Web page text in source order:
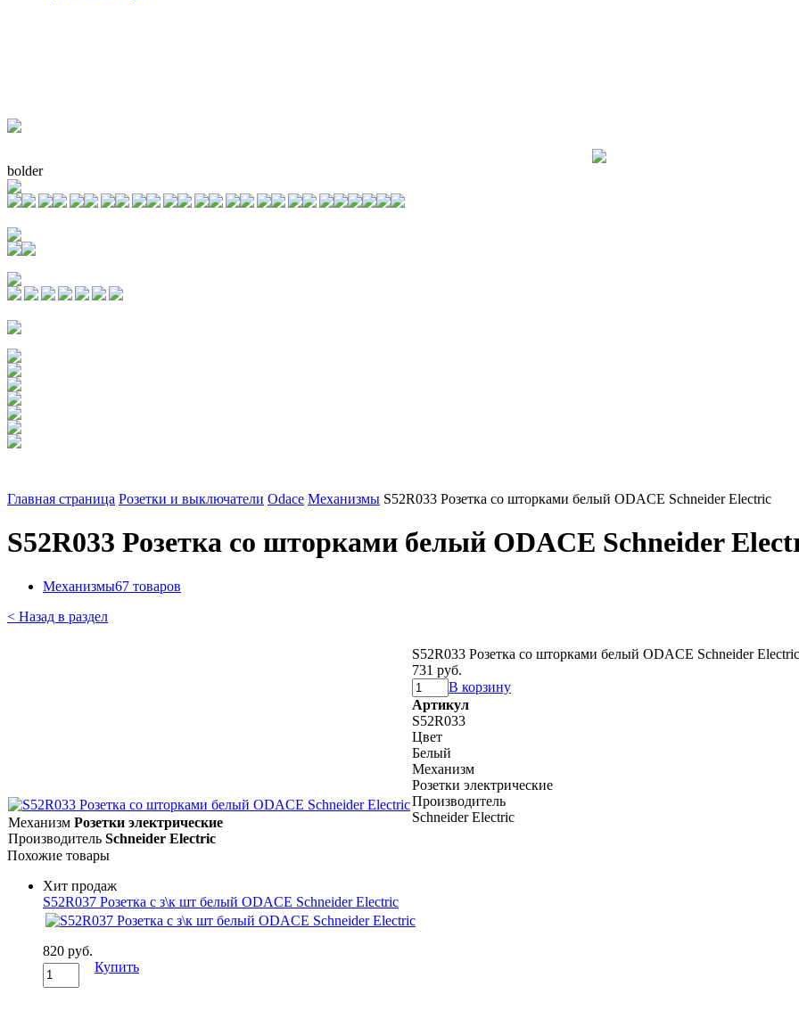
bolder
Главная страница Розетки и выключатели Odace Механизмы S52R033 Розетка со шторками белый ODACE Schneider Electric
S52R033 Розетка со шторками белый ODACE Schneider
Механизмы67 товаров
< Назад в раздел
S52R033 Розетка со шторками белый ODACE Schneider Electric
731 руб.
В корзину
Артикул
S52R033
Цвет
Белый
Механизм
Розетки электрические
Производитель
Schneider Electric
Механизм Розетки электрические
Производитель Schneider Electric
Похожие товары
Хит продаж
S52R037 Розетка с з\к шт белый ODACE Schneider Electric
820 руб.
Купить